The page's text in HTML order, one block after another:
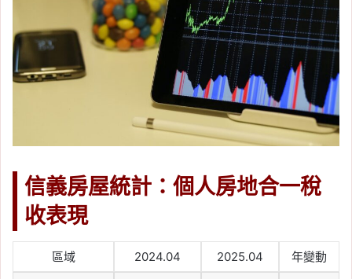
信義房屋統計：個人房地合一稅
收表現
區域 2024.04 2025.04 年變動